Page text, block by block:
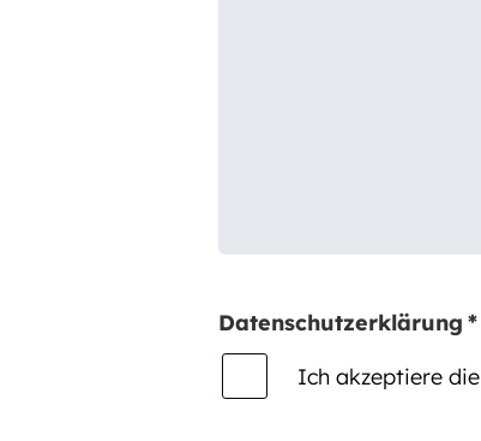
Datenschutzerklärung *
Ich akzeptiere die